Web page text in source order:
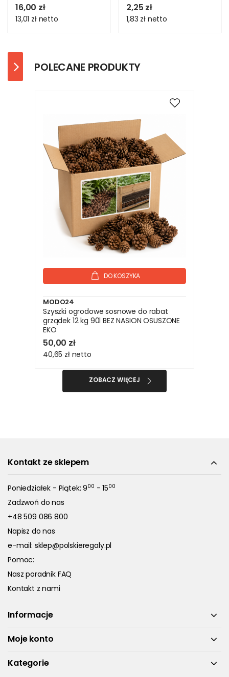
16,00 zł
13,01 zł netto
2,25 zł
1,83 zł netto
POLECANE PRODUKTY
DO KOSZYKA
MODO24
Szyszki ogrodowe sosnowe do rabat
grządek 12 kg 90l BEZ NASION OSUSZONE
EKO
50,00 zł
40,65 zł netto
ZOBACZ WIĘCEJ
Kontakt ze sklepem
Poniedziałek - Piątek: 900 - 1500
Zadzwoń do nas
+48 509 086 800
Napisz do nas
e-mail: sklep@polskieregaly.pl
Pomoc:
Nasz poradnik FAQ
Kontakt z nami
Informacje
Moje konto
Kategorie